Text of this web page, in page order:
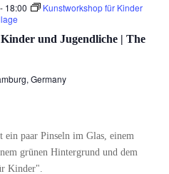
und Jugendliche | The
- 18:00
Kunstworkshop für Kinder
Germany